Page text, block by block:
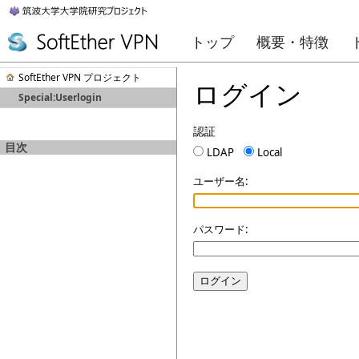
トップ 概要・特徴
SoftEther VPN プロジェクト
Special:Userlogin
目次
ログイン
認証
LDAP
Local
ユーザー名:
パスワード:
ログイン